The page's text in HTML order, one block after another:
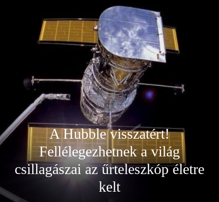
A Hubble visszatért!
Fellélegezhetnek a világ
csillagászai az űrteleszkóp életre
kelt